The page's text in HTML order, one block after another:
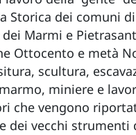
Storica dei comuni di
dei Marmi e
Ottocento e metà
scultura,
miniere e
che vengono
dei vecchi strumenti